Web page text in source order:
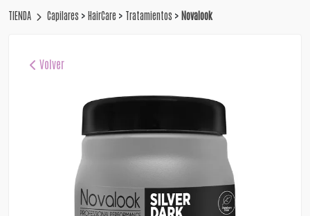
TIENDA Capilares > HairCare > Tratamientos > Novalook
Volver